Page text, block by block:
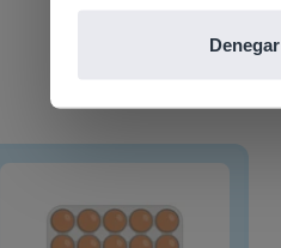
Denegar